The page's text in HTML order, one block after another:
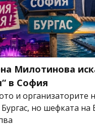
Милотинова
в София
и организаторите
но шефката